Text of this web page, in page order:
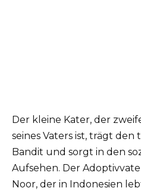
Der kleine Kater, der
seines Vaters ist, trägt
Bandit und sorgt in den
Aufsehen. Der
Noor, der in Indonesien